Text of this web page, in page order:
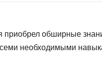
обширные
необходимыми